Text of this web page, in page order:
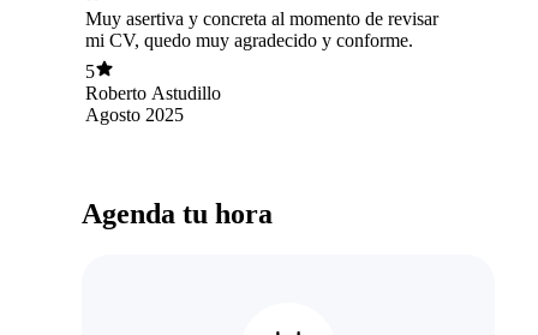
Muy asertiva y concreta al momento de revisar
mi CV, quedo muy agradecido y conforme.
5
Roberto Astudillo
Agosto 2025
Agenda tu hora